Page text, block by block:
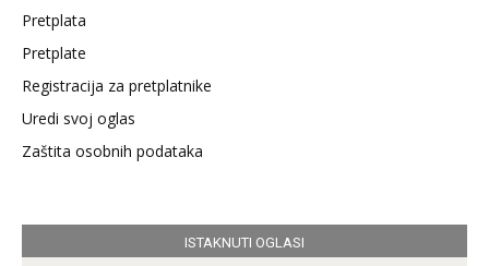
Pretplata
Pretplate
Registracija za pretplatnike
Uredi svoj oglas
Zaštita osobnih podataka
ISTAKNUTI OGLASI